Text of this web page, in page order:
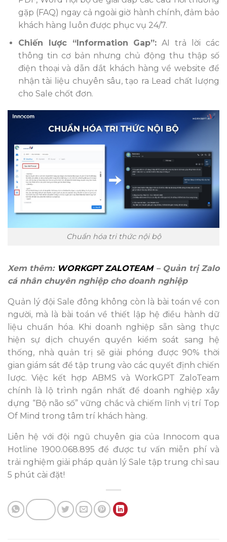
gặp (FAQ) ngay cả ngoài giờ hành chính, đảm bảo
khách hàng luôn được phục vụ 24/7.
Chiến lược “Information Gap”: AI trả lời các
thông tin cơ bản nhưng chủ động thu thập số
điện thoại và dẫn dắt khách hàng về website để
nhận tài liệu chuyên sâu, tạo ra Lead chất lượng
cho Sale chốt đơn.
Chuẩn hóa tri thức nội bộ
Xem thêm: WORKGPT ZALOTEAM– Quản trị Zalo
cá nhân chuyên nghiệp cho doanh nghiệp
Quản lý đội Sale đông không còn là bài toán về con
người, mà là bài toán về thiết lập hệ điều hành dữ
liệu chuẩn hóa. Khi doanh nghiệp sẵn sàng thực
hiện sự dịch chuyển quyền kiểm soát sang hệ
thống, nhà quản trị sẽ giải phóng được 90% thời
gian giám sát để tập trung vào các quyết định chiến
lược. Việc kết hợp ABMS và WorkGPT ZaloTeam
chính là lộ trình ngắn nhất để doanh nghiệp xây
dựng “Bộ não số” vững chắc và chiếm lĩnh vị trí Top
Of Mind trong tâm trí khách hàng.
Liên hệ với đội ngũ chuyên gia của Innocom qua
Hotline 1900.068.895 để được tư vấn miễn phí và
trải nghiệm giải pháp quản lý Sale tập trung chỉ sau
5 phút cài đặt!